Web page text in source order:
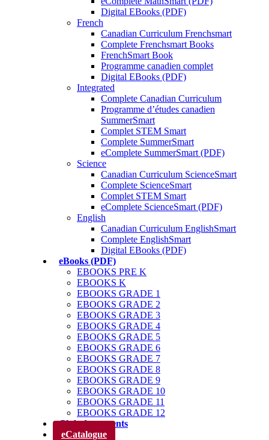
Digital EBooks (PDF)
French
Canadian Curriculum Frenchsmart
Complete Frenchsmart Books
FrenchSmart Book
Programme canadien complet
Digital EBooks (PDF)
Integrated
Complete Canadian Curriculum
Programme d’études canadien
SummerSmart
Complet STEM Smart
Complete SummerSmart
eComplete SummerSmart (PDF)
Science
Canadian Curriculum ScienceSmart
Complete ScienceSmart
Complet STEM Smart
eComplete ScienceSmart (PDF)
English
Canadian Curriculum EnglishSmart
Complete EnglishSmart
Digital EBooks (PDF)
eBooks (PDF)
EBOOKS PRE K
EBOOKS K
EBOOKS GRADE 1
EBOOKS GRADE 2
EBOOKS GRADE 3
EBOOKS GRADE 4
EBOOKS GRADE 5
EBOOKS GRADE 6
EBOOKS GRADE 7
EBOOKS GRADE 8
EBOOKS GRADE 9
EBOOKS GRADE 10
EBOOKS GRADE 11
EBOOKS GRADE 12
Club des parents
eCatalogue